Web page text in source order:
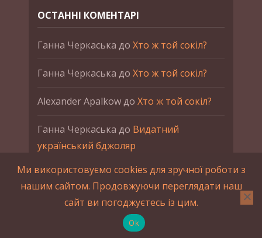
ОСТАННІ КОМЕНТАРІ
Ганна Черкаська до Хто ж той сокіл?
Ганна Черкаська до Хто ж той сокіл?
Alexander Apalkowдо Хто ж той сокіл?
Ганна Черкаська до Видатний
український бджоляр
Ганна ЧеркаськадоПетро Франко
2015-2023 © UAHistory Всі права застережено.
При використанні матеріалів сайта обов'язкове
зворотнє посилання.
Ми використовуємо cookies для зручної роботи з
нашим сайтом. Продовжуючи переглядати наш
сайт ви погоджуєтесь із цим.
Ok